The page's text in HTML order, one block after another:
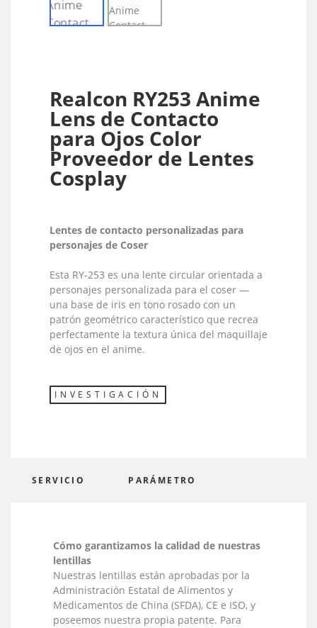
Realcon RY253 Anime
Lens de Contacto
para Ojos Color
Proveedor de Lentes
Cosplay
Lentes de contacto personalizadas para
personajes de Coser
Esta RY-253 es una lente circular orientada a
personajes personalizada para el coser —
una base de iris en tono rosado con un
patrón geométrico característico que recrea
perfectamente la textura única del maquillaje
de ojos en el anime.
INVESTIGACIÓN
SERVICIO PARÁMETRO
Cómo garantizamos la calidad de nuestras
lentillas
Nuestras lentillas están aprobadas por la
Administración Estatal de Alimentos y
Medicamentos de China (SFDA), CE e ISO, y
poseemos nuestra propia patente. Para